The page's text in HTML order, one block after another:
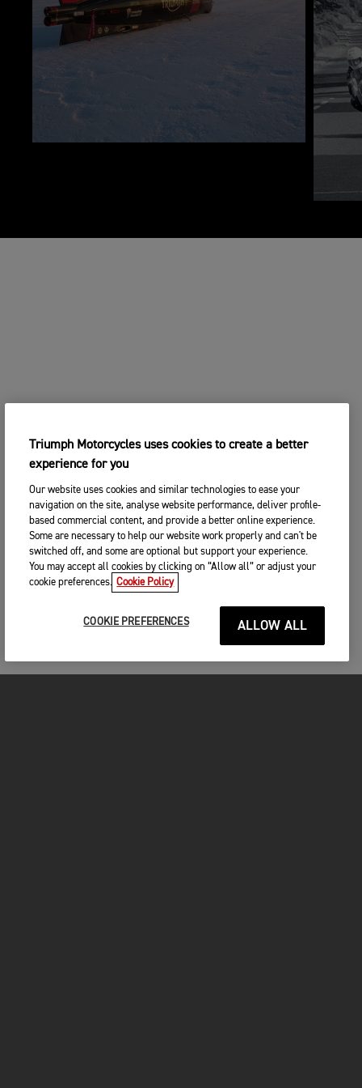
Triumph Motorcycles uses cookies to create a better
experience for you
Our website uses cookies and similar technologies to ease your
navigation on the site, analyse website performance, deliver profile-
based commercial content, and provide a better online experience.
Some are necessary to help our website work properly and can't be
switched off, and some are optional but support your experience.
You may accept all cookies by clicking on “Allow all” or adjust your
cookie preferences. Cookie Policy
COOKIE PREFERENCES ALLOW ALL